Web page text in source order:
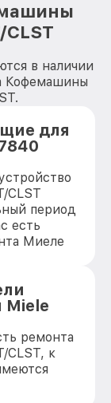
CLST
в наличии
Кофемашины
для
CLST
период
есть
Миеле
ремонта
CLST, к